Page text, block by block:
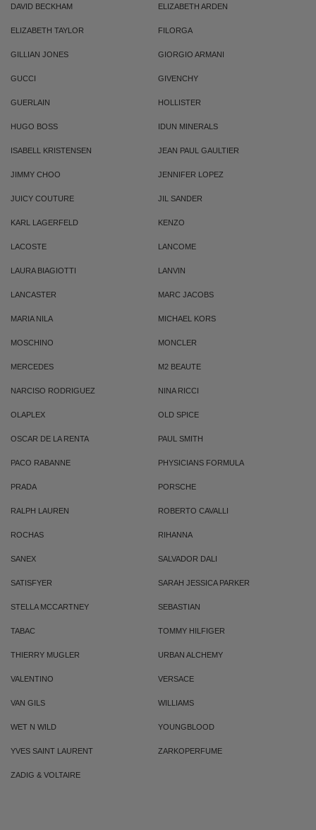
DAVID BECKHAM ELIZABETH ARDEN
ELIZABETH TAYLOR FILORGA
GILLIAN JONES GIORGIO ARMANI
GUCCI GIVENCHY
GUERLAIN HOLLISTER
HUGO BOSS IDUN MINERALS
ISABELL KRISTENSEN JEAN PAUL GAULTIER
JIMMY CHOO JENNIFER LOPEZ
JUICY COUTURE JIL SANDER
KARL LAGERFELD KENZO
LACOSTE LANCOME
LAURA BIAGIOTTI LANVIN
LANCASTER MARC JACOBS
MARIA NILA MICHAEL KORS
MOSCHINO MONCLER
MERCEDES M2 BEAUTE
NARCISO RODRIGUEZ NINA RICCI
OLAPLEX OLD SPICE
OSCAR DE LA RENTA PAUL SMITH
PACO RABANNE PHYSICIANS FORMULA
PRADA PORSCHE
RALPH LAUREN ROBERTO CAVALLI
ROCHAS RIHANNA
SANEX SALVADOR DALI
SATISFYER SARAH JESSICA PARKER
STELLA MCCARTNEY SEBASTIAN
TABAC TOMMY HILFIGER
THIERRY MUGLER URBAN ALCHEMY
VALENTINO VERSACE
VAN GILS WILLIAMS
WET N WILD YOUNGBLOOD
YVES SAINT LAURENT ZARKOPERFUME
ZADIG & VOLTAIRE